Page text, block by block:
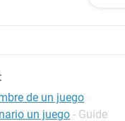
de un juego
un juego - Guide